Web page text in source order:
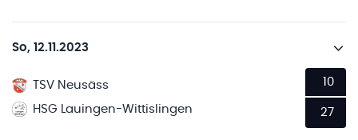
So, 12.11.2023
TSV Neusäss
HSG Lauingen-Wittislingen
10
27